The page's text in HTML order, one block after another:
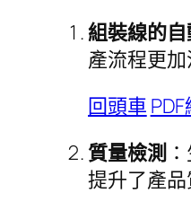
組裝線的
產流程更
回頭車
質量檢測
提升了產品